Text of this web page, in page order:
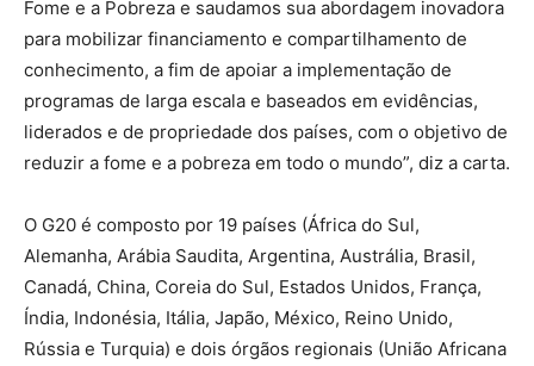
Fome e a Pobreza e saudamos sua abordagem inovadora
para mobilizar financiamento e compartilhamento de
conhecimento, a fim de apoiar a implementação de
programas de larga escala e baseados em evidências,
liderados e de propriedade dos países, com o objetivo de
reduzir a fome e a pobreza em todo o mundo”, diz a carta.
O G20 é composto por 19 países (África do Sul,
Alemanha, Arábia Saudita, Argentina, Austrália, Brasil,
Canadá, China, Coreia do Sul, Estados Unidos, França,
Índia, Indonésia, Itália, Japão, México, Reino Unido,
Rússia e Turquia) e dois órgãos regionais (União Africana